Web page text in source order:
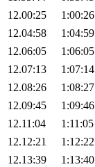
12.00:25
1:00:26
12.04:58
1:04:59
12.06:05
1:06:05
12.07:13
1:07:14
12.08:26
1:08:27
12.09:45
1:09:46
12.11:04
1:11:05
12.12:21
1:12:22
12.13:39
1:13:40